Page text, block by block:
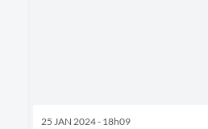
25 JAN 2024 - 18h09